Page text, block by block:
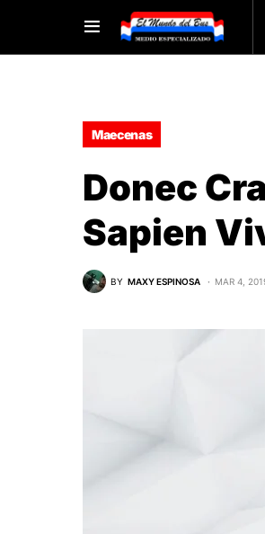
Maecenas
Donec
Sapien
BY MAXY ESPINOSA MAR 4,